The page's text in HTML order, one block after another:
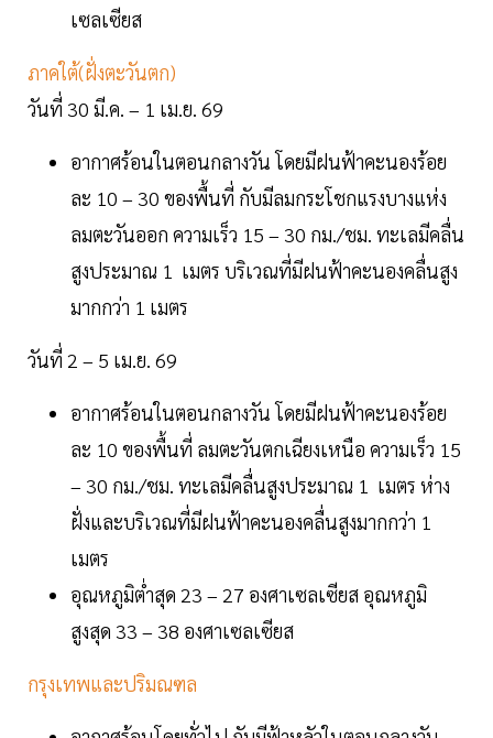
เซลเซียส
ภาคใต้(ฝั่งตะวันตก)
วันที่ 30 มี.ค. – 1 เม.ย. 69
อากาศร้อนในตอนกลางวัน โดยมีฝนฟ้าคะนองร้อย
ละ 10 – 30 ของพื้นที่ กับมีลมกระโชกแรงบางแห่ง
ลมตะวันออก ความเร็ว 15 – 30 กม./ชม. ทะเลมีคลื่น
สูงประมาณ 1 เมตร บริเวณที่มีฝนฟ้าคะนองคลื่นสูง
มากกว่า 1 เมตร
วันที่ 2 – 5 เม.ย. 69
อากาศร้อนในตอนกลางวัน โดยมีฝนฟ้าคะนองร้อย
ละ 10 ของพื้นที่ ลมตะวันตกเฉียงเหนือ ความเร็ว 15
– 30 กม./ชม. ทะเลมีคลื่นสูงประมาณ 1 เมตร ห่าง
ฝั่งและบริเวณที่มีฝนฟ้าคะนองคลื่นสูงมากกว่า 1
เมตร
อุณหภูมิต่ำสุด 23 – 27 องศาเซลเซียส อุณหภูมิ
สูงสุด 33 – 38 องศาเซลเซียส
กรุงเทพและปริมณฑล